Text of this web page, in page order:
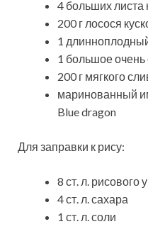
4 больших листа
200 г лосося
1
1 большое очень
200 г мягкого
маринованный
Blue dragon
Для заправки к рису:
8 ст. л. рисового
4 ст. л. сахара
1 ст. л. соли